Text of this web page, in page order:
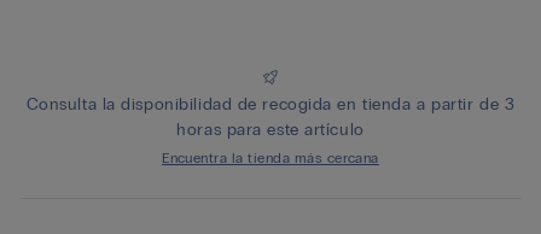
Consulta la disponibilidad de recogida en tienda a partir de 3
horas para este artículo
Encuentra la tienda más cercana